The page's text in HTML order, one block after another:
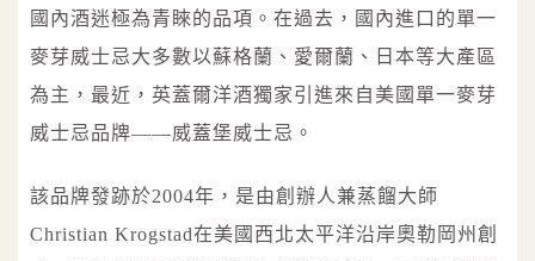
國內酒迷極為青睞的品項。在過去，國內進口的單一
麥芽威士忌大多數以蘇格蘭、愛爾蘭、日本等大產區
為主，最近，英蓋爾洋酒獨家引進來自美國單一麥芽
威士忌品牌——威蓋堡威士忌。
該品牌發跡於2004年，是由創辦人兼蒸餾大師
Christian Krogstad在美國西北太平洋沿岸奧勒岡州創